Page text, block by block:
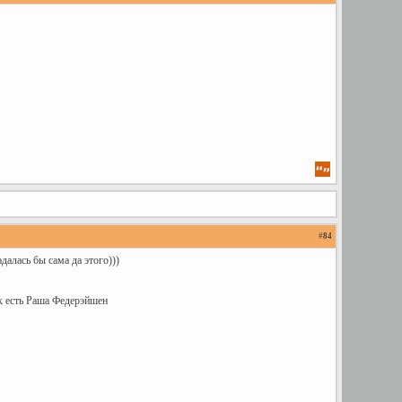
#84
бы сама да этого)))
есть Раша Федерэйшен